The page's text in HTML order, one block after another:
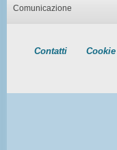
Comunicazione
Contatti Cookie